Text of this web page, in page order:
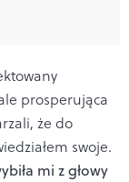
prosperująca
że do
swoje.
mi z głowy